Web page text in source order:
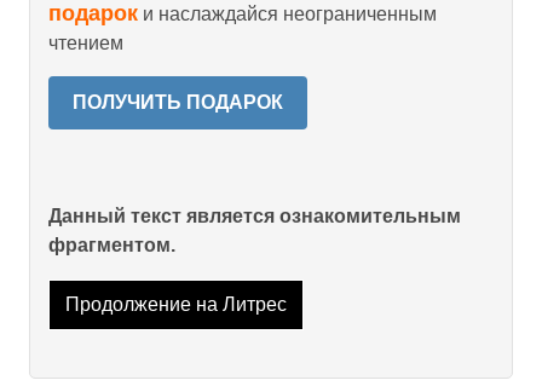
подарок и наслаждайся неограниченным
чтением
ПОЛУЧИТЬ ПОДАРОК
Данный текст является ознакомительным
фрагментом.
Продолжение на Литрес